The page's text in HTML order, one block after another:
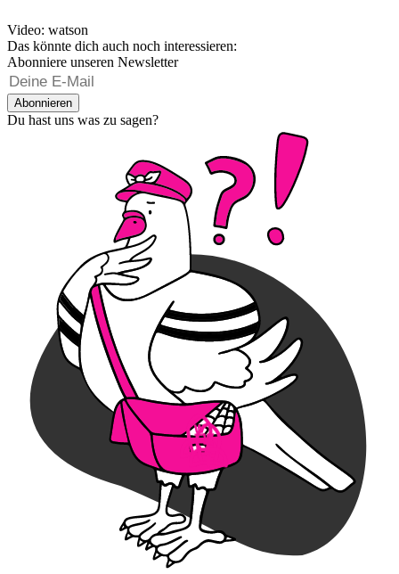
Video: watson
Das könnte dich auch noch interessieren:
Abonniere unseren Newsletter
Abonnieren
Du hast uns was zu sagen?